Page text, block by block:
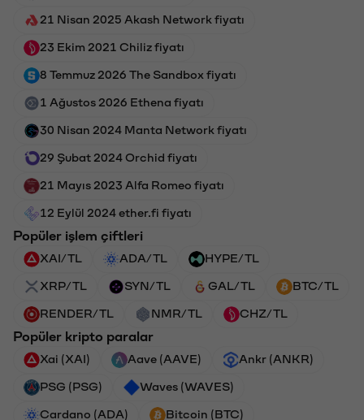
21 Nisan 2025 Akash Network fiyatı
23 Ekim 2021 Chiliz fiyatı
8 Temmuz 2026 The Sandbox fiyatı
1 Ağustos 2026 Ethena fiyatı
30 Nisan 2024 Manta Network fiyatı
29 Şubat 2024 Orchid fiyatı
21 Mayıs 2023 Alfa Romeo fiyatı
12 Eylül 2024 ether.fi fiyatı
Popüler işlem çiftleri
XAI/TL ADA/TL HYPE/TL
XRP/TL SYN/TL GAL/TL BTC/TL
RENDER/TL NMR/TL CHZ/TL
Popüler kripto paralar
Xai (XAI) Aave (AAVE) Ankr (ANKR)
PSG (PSG) Waves (WAVES)
Cardano (ADA) Bitcoin (BTC)